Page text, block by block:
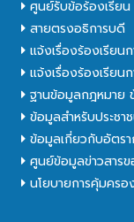
ศูนย์รับข้อร้องเรียน
สายตรงอธิการบดี
แจ้งเรื่องร้องเรียน
แจ้งเรื่องร้องเรีย
ฐานข้อมูลกฎหมาย
ข้อมูลสำหรับประชา
ข้อมูลเกี่ยวกับอัตร
ศูนย์ข้อมูลข่าวสาร
นโยบายการคุ้มคร